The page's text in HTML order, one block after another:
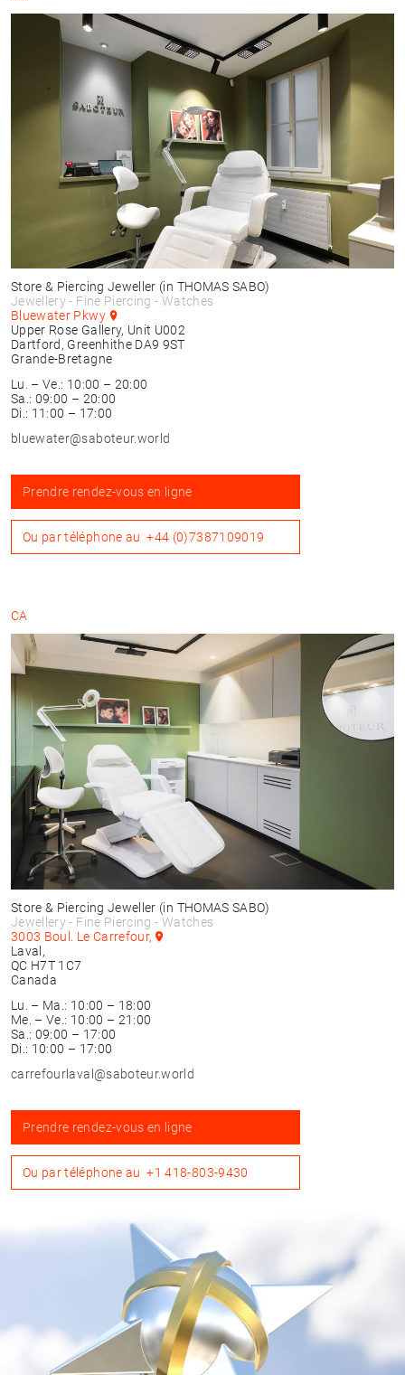
Store & Piercing Jeweller (in THOMAS SABO)
Jewellery - Fine Piercing - Watches
Bluewater Pkwy
Upper Rose Gallery, Unit U002
Dartford, Greenhithe DA9 9ST
Grande-Bretagne
Lu. – Ve.: 10:00 – 20:00
Sa.: 09:00 – 20:00
Di.: 11:00 – 17:00
bluewater@saboteur.world
Prendre rendez-vous en ligne
Ou par téléphone au+44 (0)7387109019
CA
Store & Piercing Jeweller (in THOMAS SABO)
Jewellery - Fine Piercing - Watches
3003 Boul. Le Carrefour,
Laval,
QC H7T 1C7
Canada
Lu. – Ma.: 10:00 – 18:00
Me. – Ve.: 10:00 – 21:00
Sa.: 09:00 – 17:00
Di.: 10:00 – 17:00
carrefourlaval@saboteur.world
Prendre rendez-vous en ligne
Ou par téléphone au+1 418-803-9430